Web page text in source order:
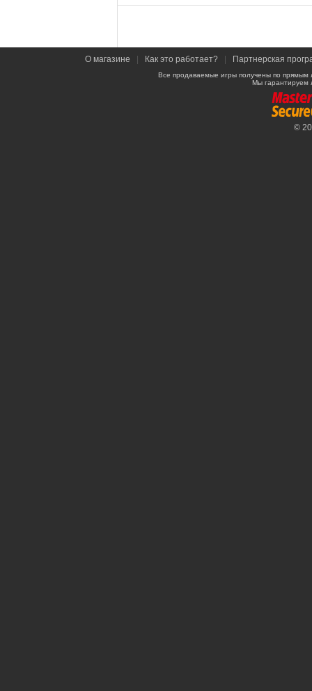
О магазине Как это работает? Партнерская
Все продаваемые игры получены по
Мы гарантируем
©